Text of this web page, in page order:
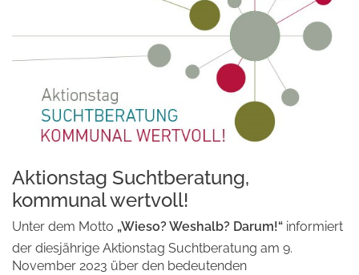
Aktionstag Suchtberatung,
kommunal wertvoll!
Unter dem Motto „Wieso? Weshalb? Darum!“ informiert
der diesjährige Aktionstag Suchtberatung am 9.
November 2023 über den bedeutenden